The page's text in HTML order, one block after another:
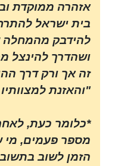
אזהרה ממוקדת
בית ישראל
להידבק
ושהדרך להינצל
זה אך ורק דרך
"והאזנת
*כלומר כעת,
מספר פעמים, מי
הזמן לשוב